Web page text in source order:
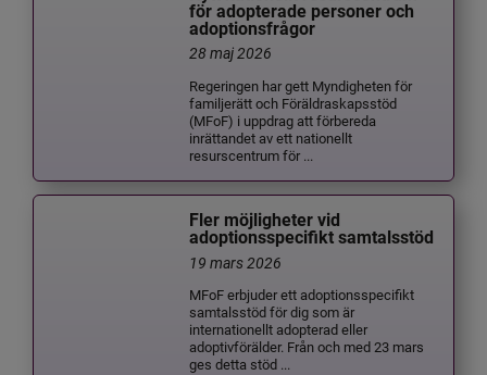
för adopterade personer och
adoptionsfrågor
28 maj 2026
Regeringen har gett Myndigheten för
familjerätt och Föräldraskapsstöd
(MFoF) i uppdrag att förbereda
inrättandet av ett nationellt
resurscentrum för ...
Fler möjligheter vid
adoptionsspecifikt samtalsstöd
19 mars 2026
MFoF erbjuder ett adoptionsspecifikt
samtalsstöd för dig som är
internationellt adopterad eller
adoptivförälder. Från och med 23 mars
ges detta stöd ...